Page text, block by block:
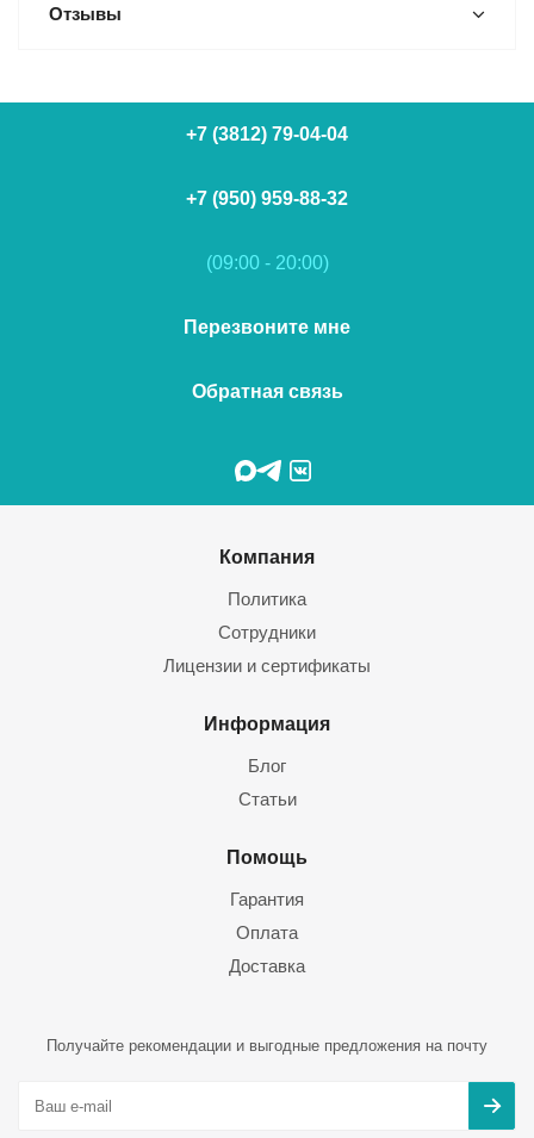
Отзывы
+7 (3812) 79-04-04
+7 (950) 959-88-32
(09:00 - 20:00)
Перезвоните мне
Обратная связь
Компания
Политика
Сотрудники
Лицензии и сертификаты
Информация
Блог
Статьи
Помощь
Гарантия
Оплата
Доставка
Получайте рекомендации и выгодные предложения на почту